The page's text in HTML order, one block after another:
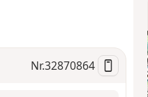
Nr.32870864